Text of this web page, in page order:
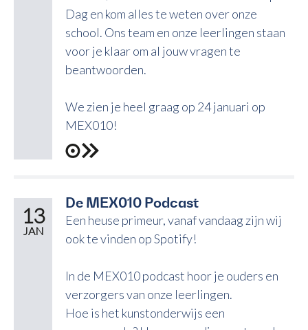
Dag en kom alles te weten over onze
school. Ons team en onze leerlingen staan
voor je klaar om al jouw vragen te
beantwoorden.
We zien je heel graag op 24 januari op
MEX010!
De MEX010 Podcast
13
JAN
Een heuse primeur, vanaf vandaag zijn wij
ook te vinden op Spotify!
In de MEX010 podcast hoor je ouders en
verzorgers van onze leerlingen.
Hoe is het kunstonderwijs een